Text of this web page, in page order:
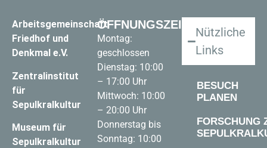
Arbeitsgemeinschaft
Friedhof und
Denkmal e.V.
Zentralinstitut
für
Sepulkralkultur
Museum für
Sepulkralkultur
ÖFFNUNGSZEITEN
Montag:
geschlossen
Dienstag: 10:00
– 17:00 Uhr
Mittwoch: 10:00
– 20:00 Uhr
Donnerstag bis
Sonntag: 10:00
Nützliche
Links
BESUCH
PLANEN
FORSCHUNG